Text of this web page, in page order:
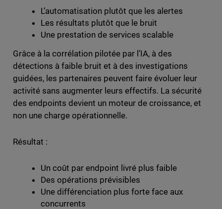
L’automatisation plutôt que les alertes
Les résultats plutôt que le bruit
Une prestation de services scalable
Grâce à la corrélation pilotée par l’IA, à des
détections à faible bruit et à des investigations
guidées, les partenaires peuvent faire évoluer leur
activité sans augmenter leurs effectifs. La sécurité
des endpoints devient un moteur de croissance, et
non une charge opérationnelle.
Résultat :
Un coût par endpoint livré plus faible
Des opérations prévisibles
Une différenciation plus forte face aux
concurrents